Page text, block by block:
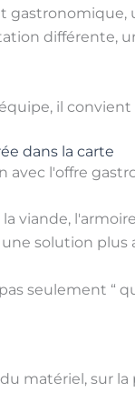
différente,
il
dans la carte
avec l'offre
viande,
solution plus
seulement “
matériel, sur